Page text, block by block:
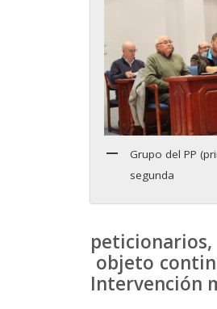
Grupo del PP
segunda
objeto
Intervención